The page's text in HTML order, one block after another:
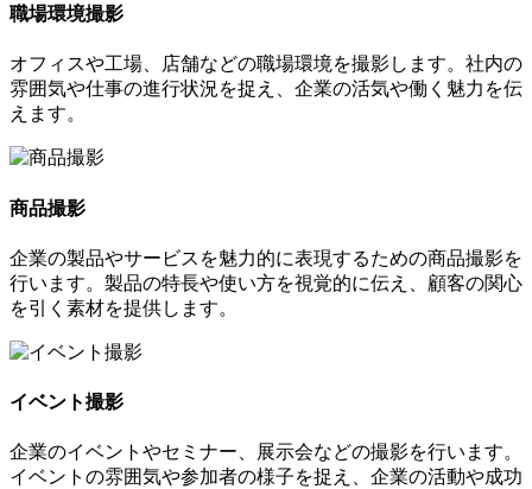
職場環境撮影
オフィスや工場、店舗などの職場環境を撮影します。社内の
雰囲気や仕事の進行状況を捉え、企業の活気や働く魅力を伝
えます。
商品撮影
企業の製品やサービスを魅力的に表現するための商品撮影を
行います。製品の特長や使い方を視覚的に伝え、顧客の関心
を引く素材を提供します。
イベント撮影
企業のイベントやセミナー、展示会などの撮影を行います。
イベントの雰囲気や参加者の様子を捉え、企業の活動や成功